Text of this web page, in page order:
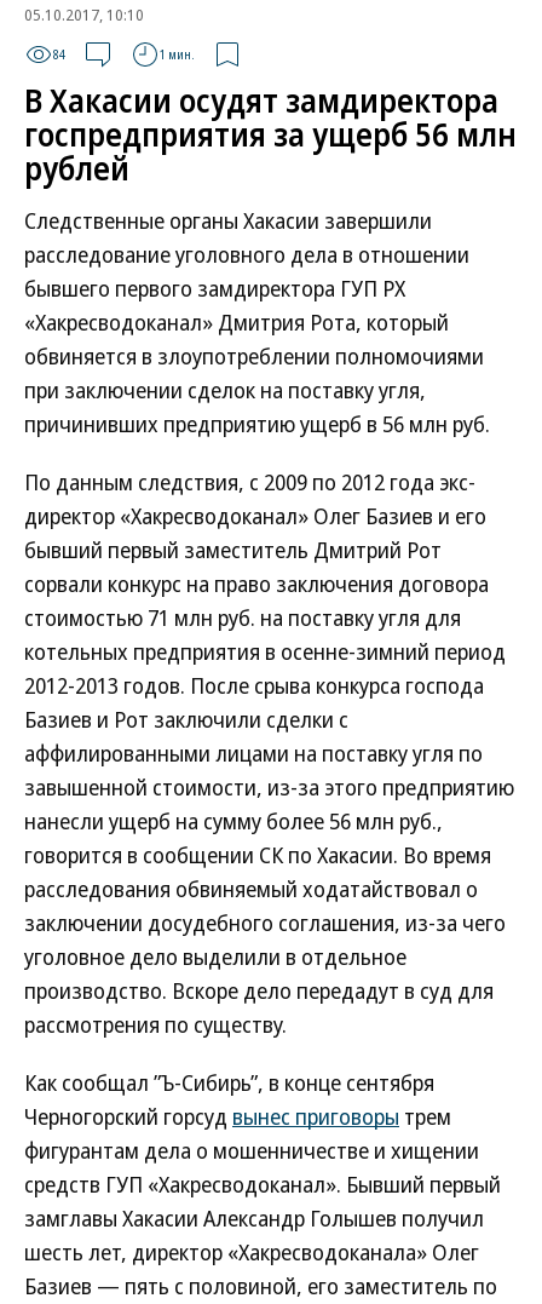
05.10.2017, 10:10
84 1 мин.
В Хакасии осудят замдиректора
госпредприятия за ущерб 56 млн
рублей
Следственные органы Хакасии завершили
расследование уголовного дела в отношении
бывшего первого замдиректора ГУП РХ
«Хакресводоканал» Дмитрия Рота, который
обвиняется в злоупотреблении полномочиями
при заключении сделок на поставку угля,
причинивших предприятию ущерб в 56 млн руб.
По данным следствия, с 2009 по 2012 года экс-
директор «Хакресводоканал» Олег Базиев и его
бывший первый заместитель Дмитрий Рот
сорвали конкурс на право заключения договора
стоимостью 71 млн руб. на поставку угля для
котельных предприятия в осенне-зимний период
2012-2013 годов. После срыва конкурса господа
Базиев и Рот заключили сделки с
аффилированными лицами на поставку угля по
завышенной стоимости, из-за этого предприятию
нанесли ущерб на сумму более 56 млн руб.,
говорится в сообщении СК по Хакасии. Во время
расследования обвиняемый ходатайствовал о
заключении досудебного соглашения, из-за чего
уголовное дело выделили в отдельное
производство. Вскоре дело передадут в суд для
рассмотрения по существу.
Как сообщал ”Ъ-Сибирь”, в конце сентября
Черногорский горсуд вынес приговоры трем
фигурантам дела о мошенничестве и хищении
средств ГУП «Хакресводоканал». Бывший первый
замглавы Хакасии Александр Голышев получил
шесть лет, директор «Хакресводоканала» Олег
Базиев — пять с половиной, его заместитель по